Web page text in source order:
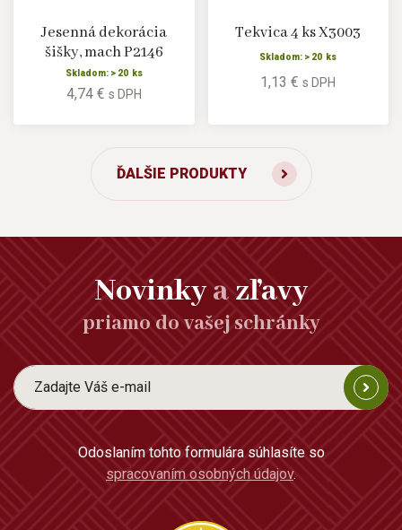
Jesenná dekorácia
šišky, mach P2146
Skladom: > 20 ks
4,74 € s DPH
Tekvica 4 ks X3003
Skladom: > 20 ks
1,13 €s DPH
ĎALŠIE PRODUKTY
Novinkyazľavy
priamo do vašej schránky
Odoslaním tohto formulára súhlasíte so
spracovaním osobných údajov.